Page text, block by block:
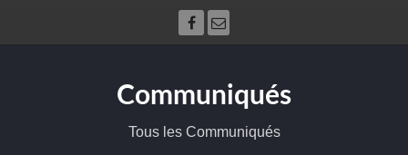
Communiqués
Tous les Communiqués